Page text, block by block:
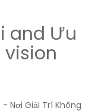
and Ưu
vision